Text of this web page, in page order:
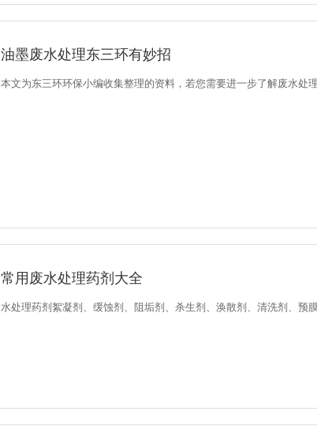
油墨废水处理东三环有妙招
本文为东三环环保小编收集整理的资料，若您需要进一步了解废水
常用废水处理药剂大全
水处理药剂絮凝剂、缓蚀剂、阻垢剂、杀生剂、涣散剂、清洗剂、